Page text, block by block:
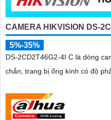
CAMERA HIKVISION DS-
5%-35%
DS-2CD2T46G2-4I C là dòng
chắn, trang bị ống kính có độ